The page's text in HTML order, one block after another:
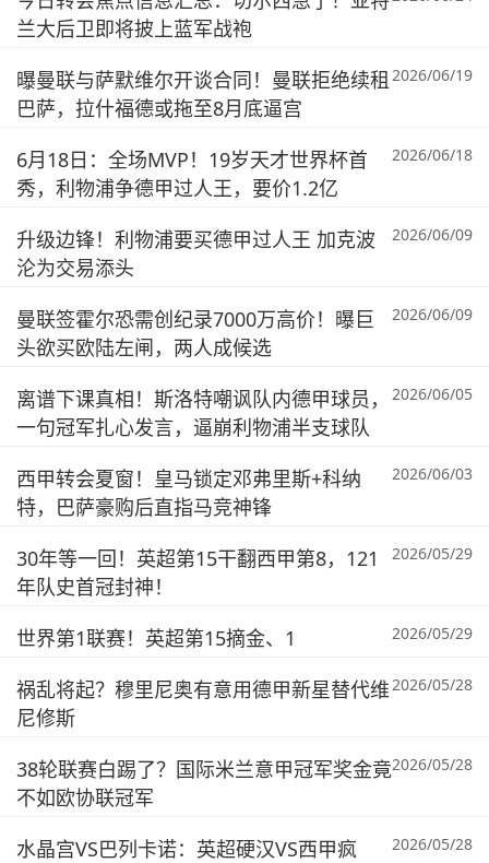
兰大后卫即将披上蓝军战袍
曝曼联与萨默维尔开谈合同！曼联拒绝续租
巴萨，拉什福德或拖至8月底逼宫
2026/06/19
6月18日：全场MVP！19岁天才世界杯首
秀，利物浦争德甲过人王，要价1.2亿
2026/06/18
升级边锋！利物浦要买德甲过人王 加克波
沦为交易添头
2026/06/09
曼联签霍尔恐需创纪录7000万高价！曝巨
头欲买欧陆左闸，两人成候选
2026/06/09
离谱下课真相！斯洛特嘲讽队内德甲球员，
一句冠军扎心发言，逼崩利物浦半支球队
2026/06/05
西甲转会夏窗！皇马锁定邓弗里斯+科纳
特，巴萨豪购后直指马竞神锋
2026/06/03
30年等一回！英超第15干翻西甲第8，121
年队史首冠封神！
2026/05/29
世界第1联赛！英超第15摘金、1 2026/05/29
祸乱将起？穆里尼奥有意用德甲新星替代维
尼修斯
2026/05/28
38轮联赛白踢了？国际米兰意甲冠军奖金竟
不如欧协联冠军
2026/05/28
水晶宫VS巴列卡诺：英超硬汉VS西甲疯
2026/05/28